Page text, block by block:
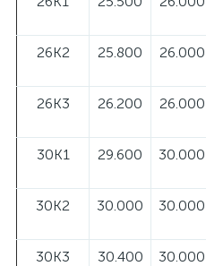
26К2 25.800 26.000
26К3 26.200 26.000
30К1 29.600 30.000
30К2 30.000 30.000
30К3 30.400 30.000